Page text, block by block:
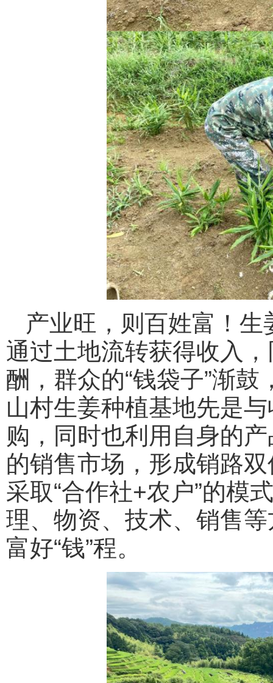
产业旺，则百姓富！
通过土地流转获得收入
酬，群众的“钱袋子”渐
山村生姜种植基地先是
购，同时也利用自身的
的销售市场，形成销路
采取“合作社+农户”的模
理、物资、技术、销售
富好“钱”程。